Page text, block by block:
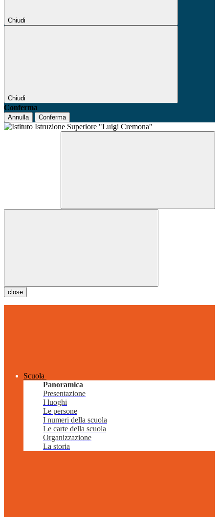
Chiudi
Chiudi
Conferma
Annulla Conferma
close
Scuola
Panoramica
Presentazione
I luoghi
Le persone
I numeri della scuola
Le carte della scuola
Organizzazione
La storia